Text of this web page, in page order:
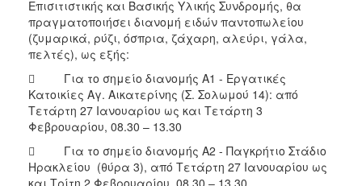
2011
2010
2006
ΤΟΠΟΣ
Επισιτιστικής και Βασικής Υλικής Συνδρομής, θα
πραγματοποιήσει διανομή ειδών παντοπωλείου
(ζυμαρικά, ρύζι, όσπρια, ζάχαρη, αλεύρι, γάλα,
πελτές), ως εξής:
 Για το σημείο διανομής Α1 - Εργατικές
Κατοικίες Αγ. Αικατερίνης (Σ. Σολωμού 14): από
Τετάρτη 27 Ιανουαρίου ως και Τετάρτη 3
Φεβρουαρίου, 08.30 – 13.30
 Για το σημείο διανομής Α2 - Παγκρήτιο Στάδιο
Ηρακλείου (θύρα 3), από Τετάρτη 27 Ιανουαρίου ως
και Τρίτη 2 Φεβρουαρίου, 08.30 – 13.30